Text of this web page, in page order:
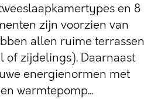
en 8
zijn voorzien van
allen ruime terrassen
of zijdelings). Daarnaast
energienormen met
warmtepomp...